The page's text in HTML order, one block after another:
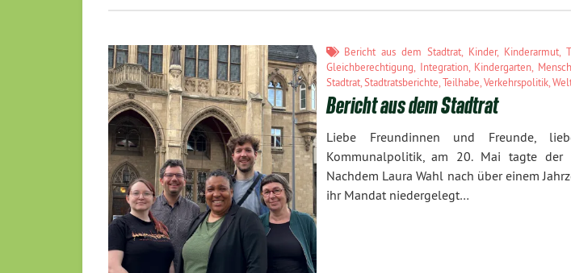
Bericht aus dem Stadtrat Kinder, Kinderarmut,
Gleichberechtigung
Integration, Kindergarten
Stadtrat, Stadtratsberichte Teilhabe Verkehrspolitik,
Bericht aus dem Stadtrat
Liebe Freundinnen und Freunde,
Kommunalpolitik, am 20. Mai tagte der
Nachdem Laura Wahl nach über einem
ihr Mandat niedergelegt…